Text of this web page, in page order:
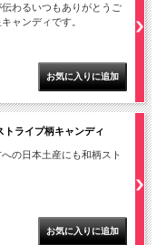
わるいつもありがとうご
ャンディです。
ライプ柄キャンディ
の日本土産にも和柄スト